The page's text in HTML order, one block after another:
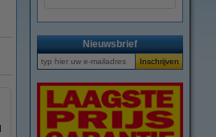
Nieuwsbrief